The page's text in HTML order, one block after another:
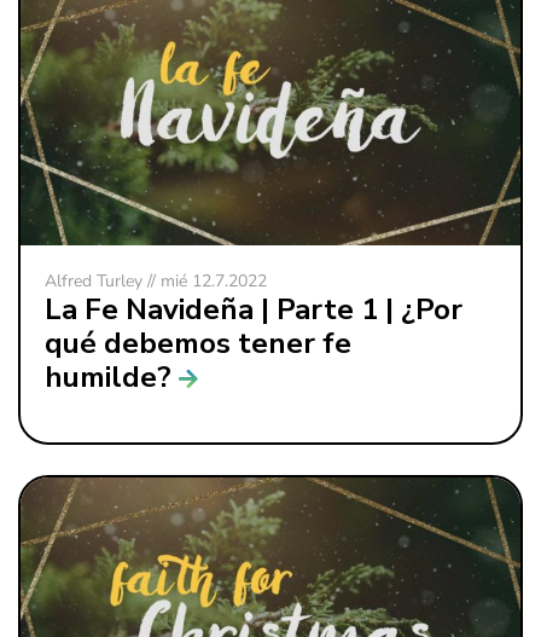
Alfred Turley // mié 12.7.2022
La Fe Navideña | Parte 1 | ¿Por
qué debemos tener fe
humilde?